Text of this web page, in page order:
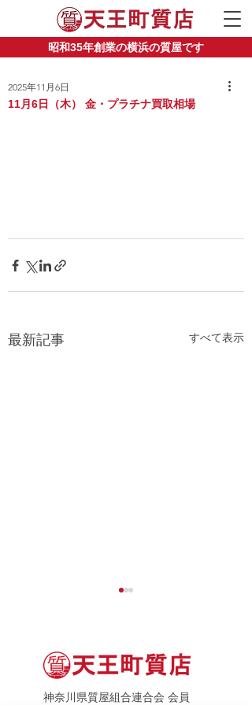
昭和35年創業の横浜の質屋です
11月6日（木） 金・プラチナ買取相場
2025年11月6日
最新記事 すべて表示
神奈川県質屋組合連合会 会員